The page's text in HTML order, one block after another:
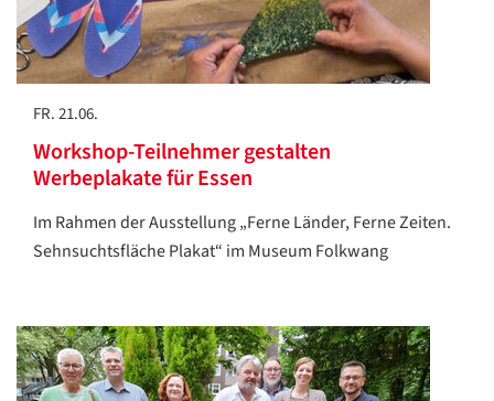
FR. 21.06.
Workshop-Teilnehmer gestalten
Werbeplakate für Essen
Im Rahmen der Ausstellung „Ferne Länder, Ferne Zeiten.
Sehnsuchtsfläche Plakat“ im Museum Folkwang